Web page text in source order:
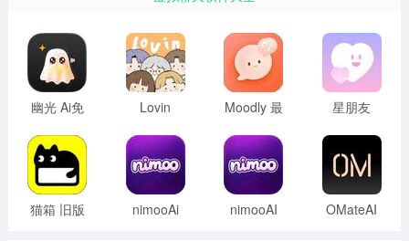
幽光 Ai免
Lovin
Moodly 最
星朋友
猫箱 旧版
nimooAi
nimooAI
OMateAI